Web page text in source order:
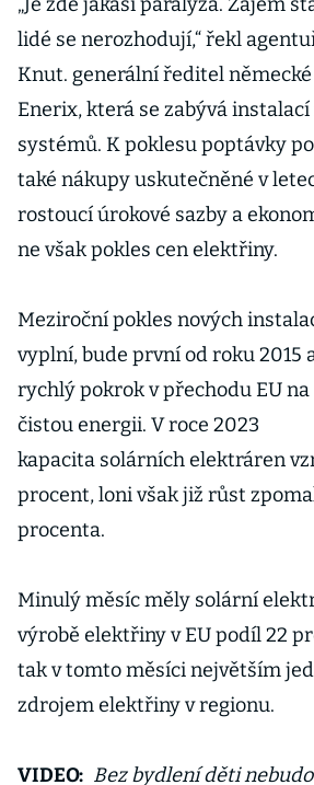
lidé se nerozhodují,“ řekl
Knut. generální ředitel
Enerix, která se zabývá
systémů. K poklesu poptávky
také nákupy uskutečněné v
rostoucí úrokové sazby a
ne však pokles cen elektřiny.
Meziroční pokles nových
vyplní, bude první od roku 2015
rychlý pokrok v přechodu EU na
čistou energii. V roce 2023
kapacita solárních elektráren
procent, loni však již růst
procenta.
Minulý měsíc měly solární
výrobě elektřiny v EU podíl 22
tak v tomto měsíci největším
zdrojem elektřiny v regionu.
VIDEO: Bez bydlení děti